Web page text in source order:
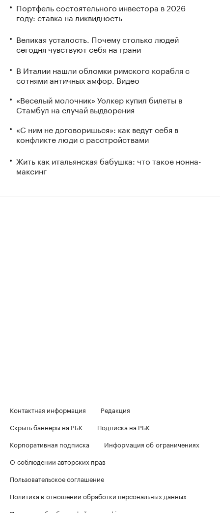
Портфель состоятельного инвестора в 2026
году: ставка на ликвидность
Великая усталость. Почему столько людей
сегодня чувствуют себя на грани
В Италии нашли обломки римского корабля с
сотнями античных амфор. Видео
«Веселый молочник» Уолкер купил билеты в
Стамбул на случай выдворения
«С ним не договоришься»: как ведут себя в
конфликте люди с расстройствами
Жить как итальянская бабушка: что такое нонна-
максинг
Контактная информация
Редакция
Скрыть баннеры на РБК
Подписка на РБК
Корпоративная подписка
Информация об ограничениях
О соблюдении авторских прав
Пользовательское соглашение
Политика в отношении обработки персональных данных